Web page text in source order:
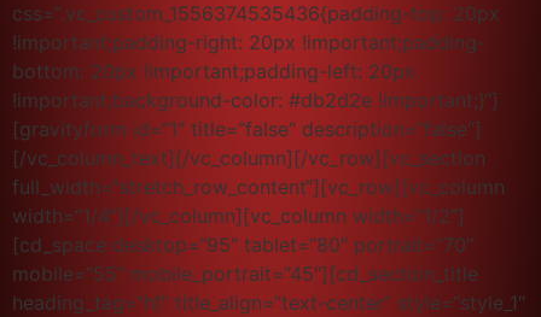
css=“.vc_custom_1556374535436{padding-top: 20px
!important;padding-right: 20px !important;padding-
bottom: 20px !important;padding-left: 20px
!important;background-color: #db2d2e !important;}“]
[gravityform id=“1″ title=“false“ description=“false“]
[/vc_column_text][/vc_column][/vc_row][vc_section
full_width=“stretch_row_content“][vc_row][vc_column
width=“1/4″][/vc_column][vc_column width=“1/2″]
[cd_space desktop=“95″ tablet=“80″ portrait=“70″
mobile=“55″ mobile_portrait=“45″][cd_section_title
heading_tag=“h1″ title_align=“text-center“ style=“style_1″